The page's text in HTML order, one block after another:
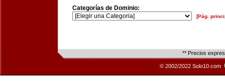
Categorías de Dominio:
[Pág.
** Precios
© 2002/2022 Solo10.com